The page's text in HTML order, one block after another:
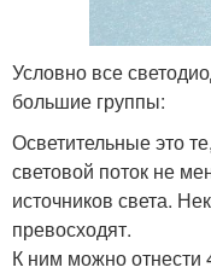
Условно все
большие группы:
Осветительные это
световой поток не
источников света.
превосходят.
К ним можно отнести